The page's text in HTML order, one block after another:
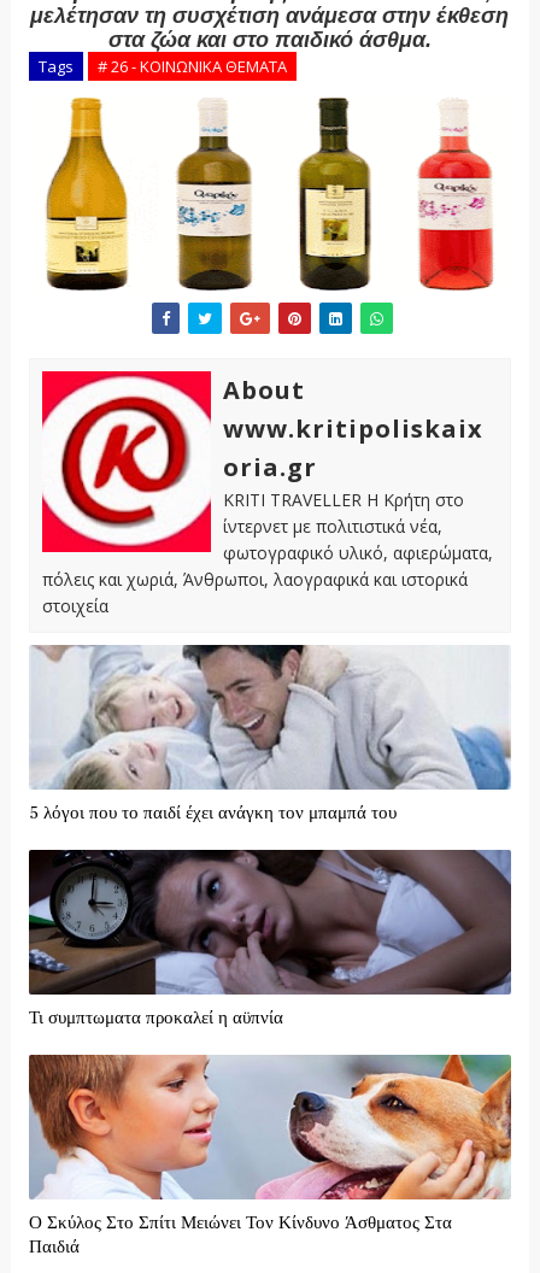
μελέτησαν τη συσχέτιση ανάμεσα στην έκθεση
στα ζώα και στο παιδικό άσθμα.
Tags # 26 - ΚΟΙΝΩΝΙΚΑ ΘΕΜΑΤΑ
About
www.kritipoliskaix
oria.gr
KRITI TRAVELLER Η Κρήτη στο
ίντερνετ με πολιτιστικά νέα,
φωτογραφικό υλικό, αφιερώματα,
πόλεις και χωριά, Άνθρωποι, λαογραφικά και ιστορικά
στοιχεία
5 λόγοι που το παιδί έχει ανάγκη τον μπαμπά του
Τι συμπτωματα προκαλεί η αϋπνία
Ο Σκύλος Στο Σπίτι Μειώνει Τον Κίνδυνο Άσθματος Στα
Παιδιά